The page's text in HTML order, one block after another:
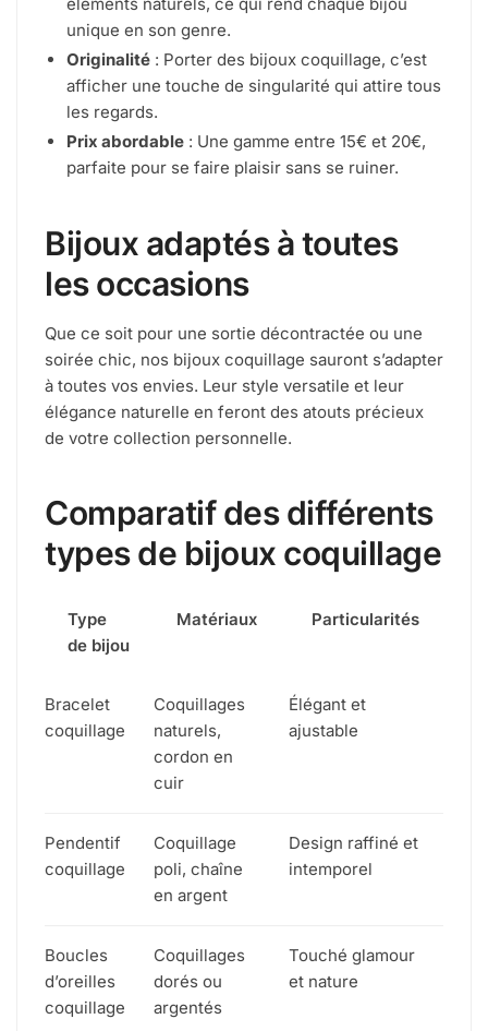
unique en son genre.
Originalité : Porter des bijoux coquillage, c’est
afficher une touche de singularité qui attire tous
les regards.
Prix abordable : Une gamme entre 15€ et 20€,
parfaite pour se faire plaisir sans se ruiner.
Bijoux adaptés à toutes
les occasions
Que ce soit pour une sortie décontractée ou une
soirée chic, nos bijoux coquillage sauront s’adapter
à toutes vos envies. Leur style versatile et leur
élégance naturelle en feront des atouts précieux
de votre collection personnelle.
Comparatif des différents
types de bijoux coquillage
Type
de bijou
Matériaux Particularités
Bracelet
coquillage
Coquillages
naturels,
cordon en
cuir
Élégant et
ajustable
Pendentif
coquillage
Coquillage
poli, chaîne
en argent
Design raffiné et
intemporel
Boucles
d’oreilles
coquillage
Coquillages
dorés ou
argentés
Touché glamour
et nature